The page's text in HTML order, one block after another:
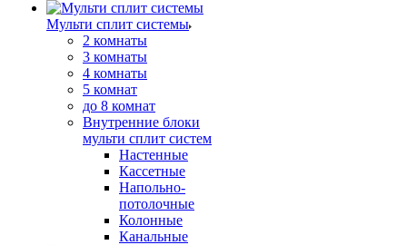
Мульти сплит системы
2 комнаты
3 комнаты
4 комнаты
5 комнат
до 8 комнат
Внутренние блоки
мульти сплит систем
Настенные
Кассетные
Напольно-
потолочные
Колонные
Канальные